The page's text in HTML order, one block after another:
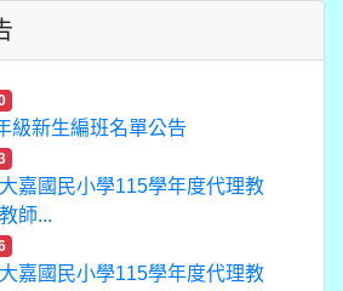
級新生編班名單公告
嘉國民小學115學年度代理教
師...
嘉國民小學115學年度代理教